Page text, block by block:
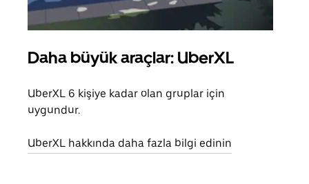
Daha büyük araçlar: UberXL
UberXL 6 kişiye kadar olan gruplar için
uygundur.
UberXL hakkında daha fazla bilgi edinin